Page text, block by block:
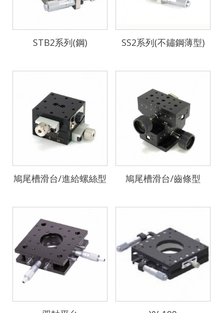
STB2系列(鋼) SS2系列(不鏽鋼薄型)
鳩尾槽滑台/進給螺絲型 鳩尾槽滑台/齒條型